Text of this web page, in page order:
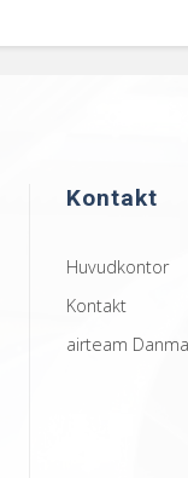
Kontakt
Huvudkontor
Kontakt
airteam